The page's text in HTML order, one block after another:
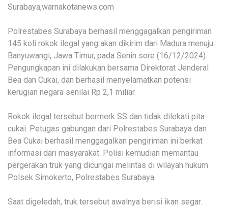
Surabaya,warnakotanews.com
Polrestabes Surabaya berhasil menggagalkan pengiriman
145 koli rokok ilegal yang akan dikirim dari Madura menuju
Banyuwangi, Jawa Timur, pada Senin sore (16/12/2024).
Pengungkapan ini dilakukan bersama Direktorat Jenderal
Bea dan Cukai, dan berhasil menyelamatkan potensi
kerugian negara senilai Rp 2,1 miliar.
Rokok ilegal tersebut bermerk SS dan tidak dilekati pita
cukai. Petugas gabungan dari Polrestabes Surabaya dan
Bea Cukai berhasil menggagalkan pengiriman ini berkat
informasi dari masyarakat. Polisi kemudian memantau
pergerakan truk yang dicurigai melintas di wilayah hukum
Polsek Simokerto, Polrestabes Surabaya.
Saat digeledah, truk tersebut awalnya berisi ikan segar.